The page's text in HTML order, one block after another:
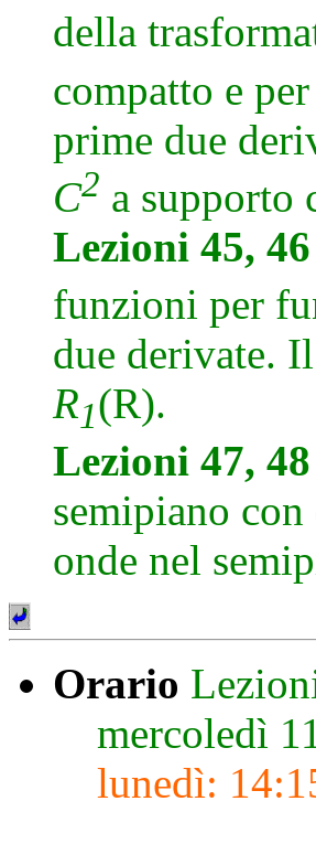
della
compatto e
prime due
C2 a supporto
Lezioni 45,
funzioni per
due derivate.
R1(R).
Lezioni 47,
semipiano
onde nel
Orario
mercoledì
lunedì: